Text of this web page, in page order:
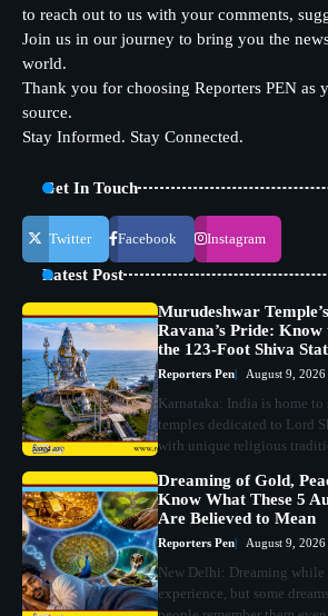
to reach out to us with your comments,
Join us in our journey to bring you the
world.
Thank you for choosing Reporters PEN as
source.
Stay Informed. Stay Connected.
Get In Touch
Twitter Facebook Instagram
Latest Post
Murudeshwar
Ravana’s Pride:
the 123-Foot Shiva
Reporters Pen August 9, 2026
Karnataka: India is home
temples dedicated to Lord
with unique religious
Dreaming of Gold,
Know What These 5
Are Believed to Mean
Reporters Pen August 9, 2026
New Delhi: Dreaming while
experience, but some